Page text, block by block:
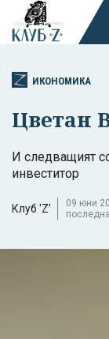
ИКОНОМИКА
Цветан
И следващият
инвеститор
Клуб 'Z'
09 юни